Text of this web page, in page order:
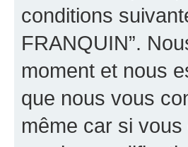
conditions
FRANQUIN”.
moment et nous
que nous vous
même car si